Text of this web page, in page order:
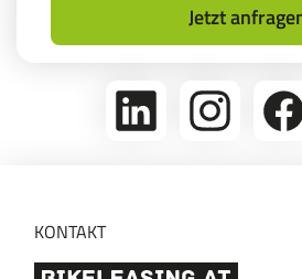
Jetzt
linkedin
Folge
uns
Folge
uns
KONTAKT